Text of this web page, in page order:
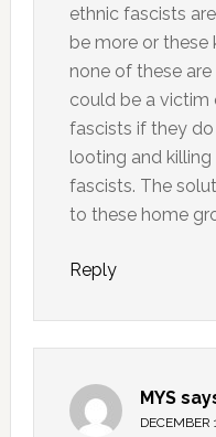
ethnic fascists
be more or these
none of these
could be a victim
fascists if they
looting and
fascists. The
to these home
Reply
MYS
DECEMBER